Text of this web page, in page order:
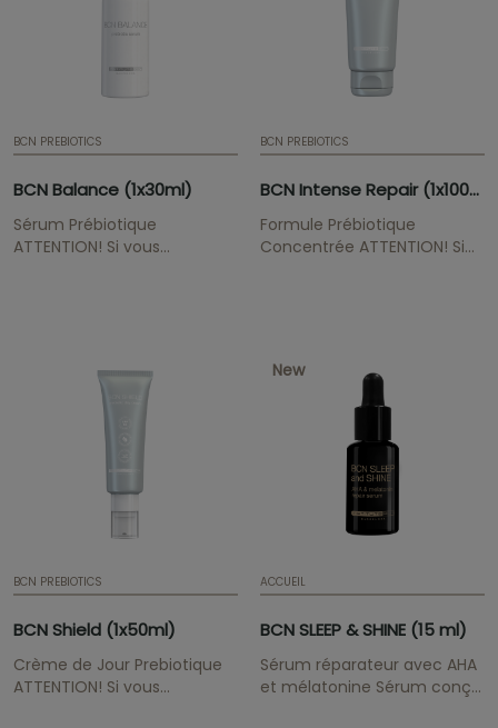
BCN PREBIOTICS
BCN Balance (1x30ml)
Sérum Prébiotique
ATTENTION! Si vous
esthétique à
buymesotherapy@institutebcn.com
BCN PREBIOTICS
BCN Intense Repair (1x100ml)
Formule Prébiotique
Concentrée ATTENTION! Si
preuve professionnelle
médicale / esthétique à
BCN PREBIOTICS
BCN Shield (1x50ml)
Crème de Jour Prebiotique
ATTENTION! Si vous
New
ACCUEIL
BCN SLEEP & SHINE (15 ml)
Sérum réparateur avec AHA
et mélatonine Sérum conçu